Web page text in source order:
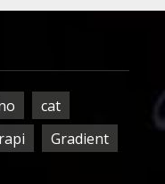
cat
Gradient